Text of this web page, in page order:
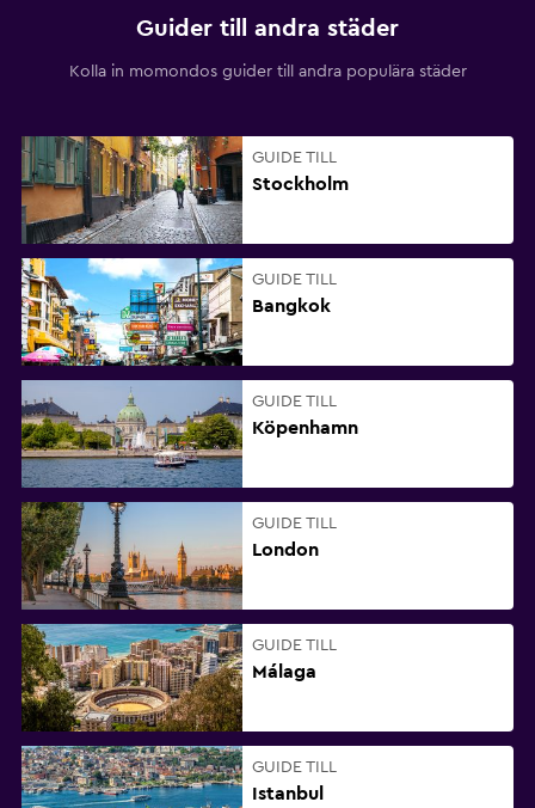
Guider till andra städer
Kolla in momondos guider till andra populära städer
GUIDE TILL
Stockholm
GUIDE TILL
Bangkok
GUIDE TILL
Köpenhamn
GUIDE TILL
London
GUIDE TILL
Málaga
GUIDE TILL
Istanbul